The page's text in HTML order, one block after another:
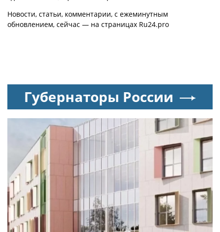
лучший проект
Новости, статьи, комментарии, с ежеминутным
обновлением, сейчас — на страницах Ru24.pro
Губернаторы России